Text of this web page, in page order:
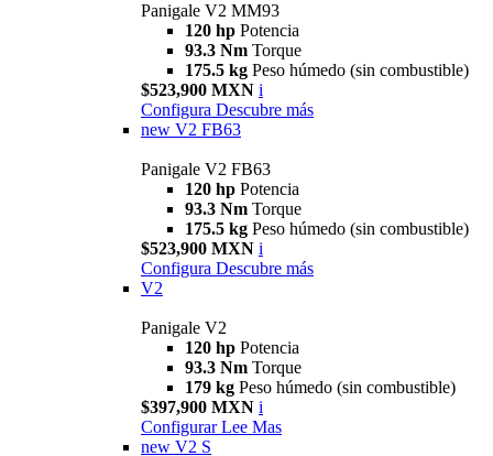
Panigale V2 MM93
120 hp Potencia
93.3 Nm Torque
175.5 kg Peso húmedo (sin combustible)
$523,900 MXN i
Configura Descubre más
new V2 FB63
Panigale V2 FB63
120 hp Potencia
93.3 Nm Torque
175.5 kg Peso húmedo (sin combustible)
$523,900 MXN i
Configura Descubre más
V2
Panigale V2
120 hp Potencia
93.3 Nm Torque
179 kg Peso húmedo (sin combustible)
$397,900 MXN i
Configurar Lee Mas
new V2 S